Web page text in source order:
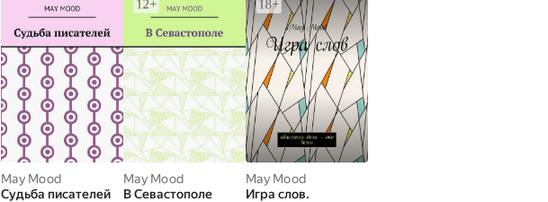
May Mood
Судьба писателей
May Mood
В Севастополе
May Mood
Игра слов.